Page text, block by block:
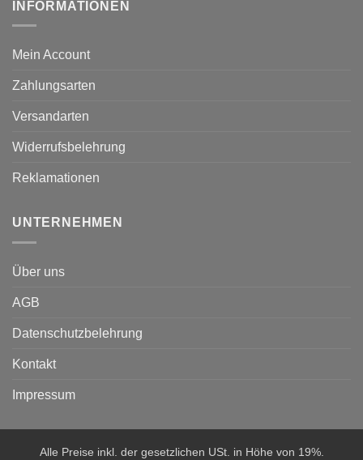
INFORMATIONEN
Mein Account
Zahlungsarten
Versandarten
Widerrufsbelehrung
Reklamationen
UNTERNEHMEN
Über uns
AGB
Datenschutzbelehrung
Kontakt
Impressum
Alle Preise inkl. der gesetzlichen USt. in Höhe von 19%.